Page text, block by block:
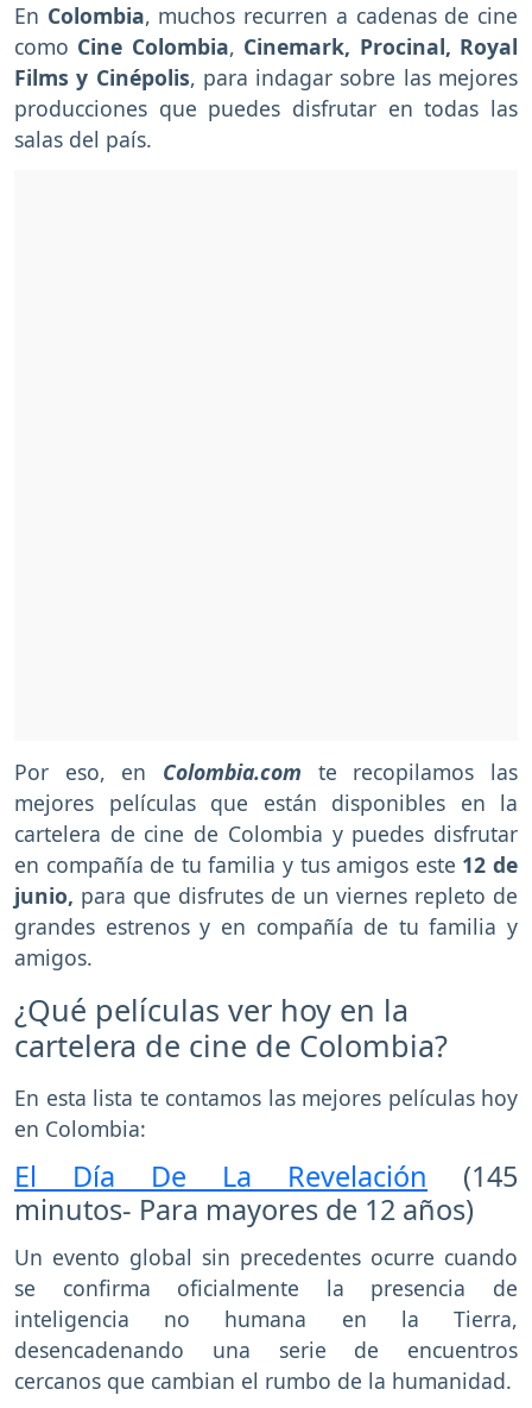
En Colombia, muchos recurren a cadenas de cine
como Cine Colombia, Cinemark, Procinal, Royal
Films y Cinépolis, para indagar sobre las mejores
producciones que puedes disfrutar en todas las
salas del país.
Por eso, en Colombia.com te recopilamos las
mejores películas que están disponibles en la
cartelera de cine de Colombia y puedes disfrutar
en compañía de tu familia y tus amigos este 12 de
junio, para que disfrutes de un viernes repleto de
grandes estrenos y en compañía de tu familia y
amigos.
¿Qué películas ver hoy en la
cartelera de cine de Colombia?
En esta lista te contamos las mejores películas hoy
en Colombia:
El Día De La Revelación (145
minutos- Para mayores de 12 años)
Un evento global sin precedentes ocurre cuando
se confirma oficialmente la presencia de
inteligencia no humana en la Tierra,
desencadenando una serie de encuentros
cercanos que cambian el rumbo de la humanidad.